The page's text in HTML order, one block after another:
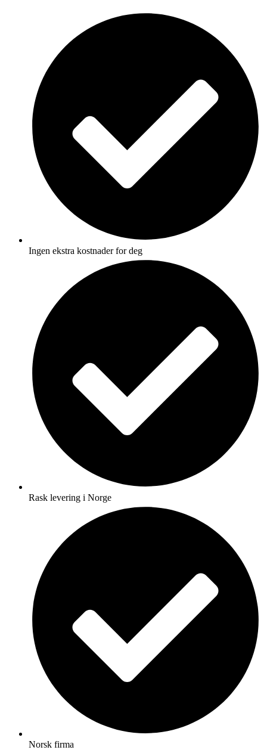
Ingen ekstra kostnader for deg
Rask levering i Norge
Norsk firma